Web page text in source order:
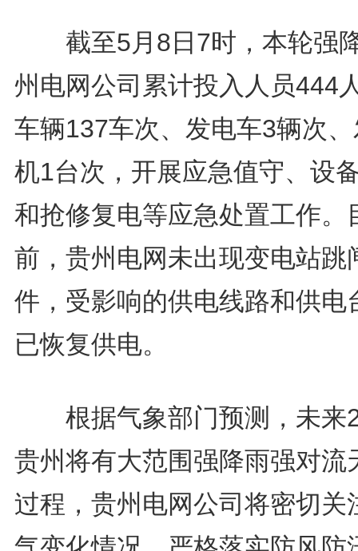
截至5月8日7时，本轮强
州电网公司累计投入人员444
车辆137车次、发电车3辆次
机1台次，开展应急值守、设
和抢修复电等应急处置工作。
前，贵州电网未出现变电站跳
件，受影响的供电线路和供电
已恢复供电。
根据气象部门预测，未来
贵州将有大范围强降雨强对流
过程，贵州电网公司将密切关